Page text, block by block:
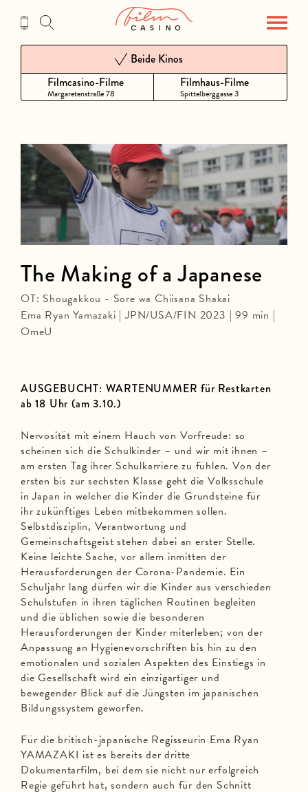
Inhalt
Filmcasino-Filme
Margaretenstraße 78
Beide Kinos
Filmhaus-Filme
Spittelberggasse 3
AUSGEBUCHT: WARTENUMMER für Restkarten
ab 18 Uhr (am 3.10.)
Nervosität mit einem Hauch von Vorfreude: so
scheinen sich die Schulkinder – und wir mit ihnen –
am ersten Tag ihrer Schulkarriere zu fühlen. Von der
ersten bis zur sechsten Klasse geht die Volksschule
in Japan in welcher die Kinder die Grundsteine für
ihr zukünftiges Leben mitbekommen sollen.
Selbstdisziplin, Verantwortung und
Gemeinschaftsgeist stehen dabei an erster Stelle.
Keine leichte Sache, vor allem inmitten der
Herausforderungen der Corona-Pandemie. Ein
Schuljahr lang dürfen wir die Kinder aus verschieden
Schulstufen in ihren täglichen Routinen begleiten
und die üblichen sowie die besonderen
Herausforderungen der Kinder miterleben; von der
Anpassung an Hygienevorschriften bis hin zu den
emotionalen und sozialen Aspekten des Einstiegs in
die Gesellschaft wird ein einzigartiger und
bewegender Blick auf die Jüngsten im japanischen
Bildungssystem geworfen.
Für die britisch-japanische Regisseurin Ema Ryan
YAMAZAKI ist es bereits der dritte
Dokumentarfilm, bei dem sie nicht nur erfolgreich
Regie geführt hat, sondern auch für den Schnitt
The Making of a Japanese
OT: Shougakkou - Sore wa Chiisana Shakai
Ema Ryan Yamazaki | JPN/USA/FIN 2023 | 99 min |
OmeU